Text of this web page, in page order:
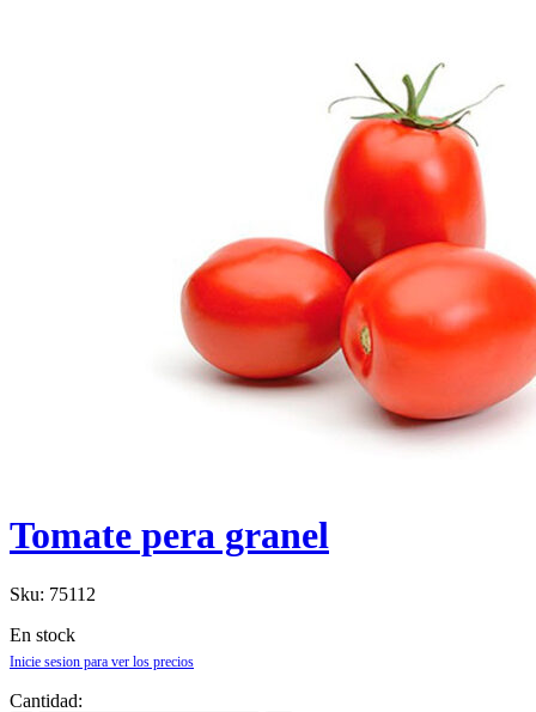
Tomate pera granel
Sku: 75112
En stock
Inicie sesion para ver los precios
Cantidad: